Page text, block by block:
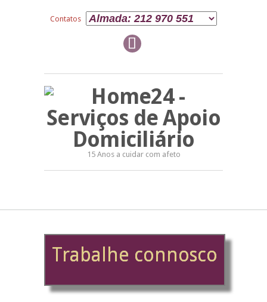
Contatos
15 Anos a cuidar com afeto
Trabalhe connosco